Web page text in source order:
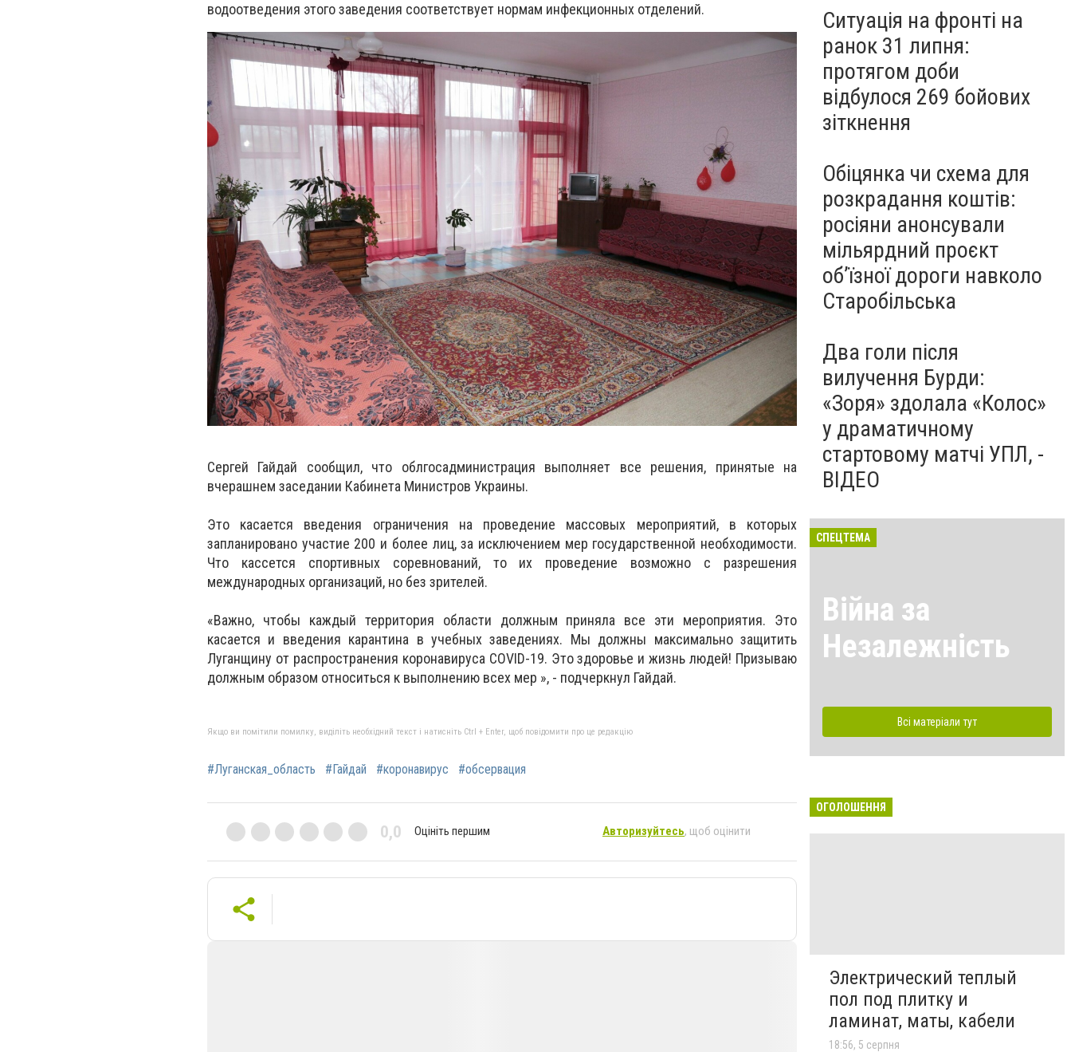
водоотведения этого заведения соответствует нормам инфекционных отделений.
Сергей Гайдай сообщил, что облгосадминистрация выполняет все решения, принятые на
вчерашнем заседании Кабинета Министров Украины.
Это касается введения ограничения на проведение массовых мероприятий, в которых
запланировано участие 200 и более лиц, за исключением мер государственной необходимости.
Что кассется спортивных соревнований, то их проведение возможно с разрешения
международных организаций, но без зрителей.
«Важно, чтобы каждый территория области должным приняла все эти мероприятия. Это
касается и введения карантина в учебных заведениях. Мы должны максимально защитить
Луганщину от распространения коронавируса COVID-19. Это здоровье и жизнь людей! Призываю
должным образом относиться к выполнению всех мер », - подчеркнул Гайдай.
Якщо ви помітили помилку, виділіть необхідний текст і натисніть Ctrl + Enter, щоб повідомити про це редакцію
#Луганская_область #Гайдай #коронавирус #обсервация
0,0 Оцініть першим Авторизуйтесь, щоб оцінити
Ситуація на фронті на
ранок 31 липня:
протягом доби
відбулося 269 бойових
зіткнення
Обіцянка чи схема для
розкрадання коштів:
росіяни анонсували
мільярдний проєкт
об’їзної дороги навколо
Старобільська
Два голи після
вилучення Бурди:
«Зоря» здолала «Колос»
у драматичному
стартовому матчі УПЛ, -
ВІДЕО
СПЕЦТЕМА
Війна за
Незалежність
Всі матеріали тут
ОГОЛОШЕННЯ
Электрический теплый
пол под плитку и
ламинат, маты, кабели
18:56, 5 серпня